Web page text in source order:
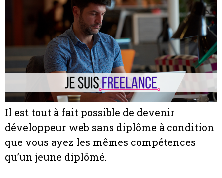
Il est tout à fait possible de devenir
développeur web sans diplôme à condition
que vous ayez les mêmes compétences
qu’un jeune diplômé.